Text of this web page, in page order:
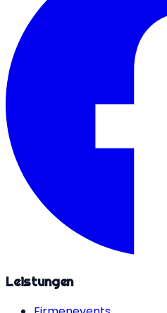
Leistungen